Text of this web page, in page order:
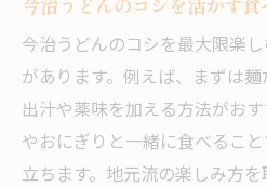
今治うどんのコシを最大限楽
があります。例えば、まずは
出汁や薬味を加える方法がお
やおにぎりと一緒に食べるこ
立ちます。地元流の楽しみ方